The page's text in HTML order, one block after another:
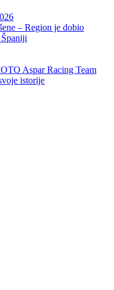
– Region je dobio
Aspar Racing Team
istorije